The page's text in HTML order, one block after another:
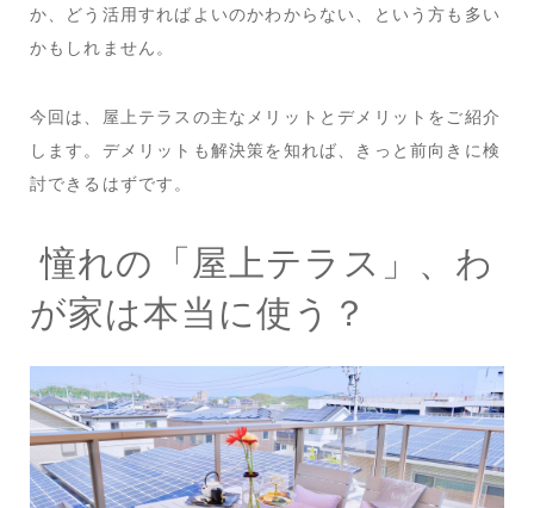
か、どう活用すればよいのかわからない、という方も多い
かもしれません。
今回は、屋上テラスの主なメリットとデメリットをご紹介
します。デメリットも解決策を知れば、きっと前向きに検
討できるはずです。
憧れの「屋上テラス」、わ
が家は本当に使う？